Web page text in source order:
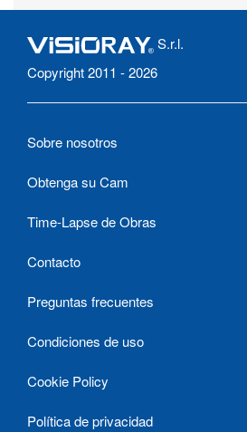
S.r.l.
Copyright 2011 - 2026
Sobre nosotros
Obtenga su Cam
Time-Lapse de Obras
Contacto
Preguntas frecuentes
Condiciones de uso
Cookie Policy
Política de privacidad